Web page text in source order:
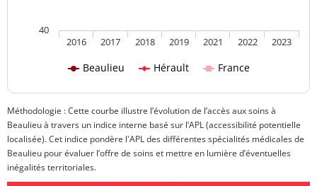
Beaulieu Hérault France
2016 2017 2018 2019 2021 2022 2023
40
Méthodologie : Cette courbe illustre l’évolution de l’accès aux soins à
Beaulieu à travers un indice interne basé sur l’APL (accessibilité potentielle
localisée). Cet indice pondère l'APL des différentes spécialités médicales de
Beaulieu pour évaluer l’offre de soins et mettre en lumière d’éventuelles
inégalités territoriales.